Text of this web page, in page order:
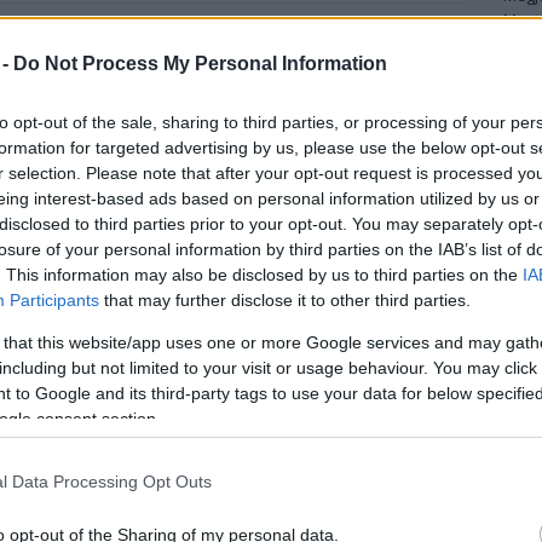
Do Not Process My Personal Information
opt-out of the sale, sharing to third parties, or processing of your
for targeted advertising by us, please use the below opt-out
selection. Please note that after your opt-out request is processed
interest-based ads based on personal information utilized by us
to third parties prior to your opt-out. You may separately
of your personal information by third parties on the IAB’s list of
This information may also be disclosed by us to third parties on the
Participants that may further disclose it to other third parties.
that this website/app uses one or more Google services and may
but not limited to your visit or usage behaviour. You may
to Google and its third-party tags to use your data for below
consent section.
Data Processing Opt Outs
opt-out of the Sharing of my personal data.
Micro című regénye, amit az elhunyt
be.
A Jurassic Park, Az Androméda-törzs és számos
további világsikert aratott regény írója, Crichton
2008-ban hunyt el. A Harvardon végzett és az
orvostudományban is járatos író bestsellereinek
témáit tudományos alapossággal dolgozta fel, a
techno-thriller mesterének tartották. Haláláig a
Micro kéziratának egyharmad részével készült el.
hogy novemberre tervezik a regény kiadását.
vállalatról szól, szereplői végzett
szóló Halálzóna című tényfeltáró
A Crichton-regény befejezésére vállalkozó
anyagait és feljegyzéseit használta fel a
A
A